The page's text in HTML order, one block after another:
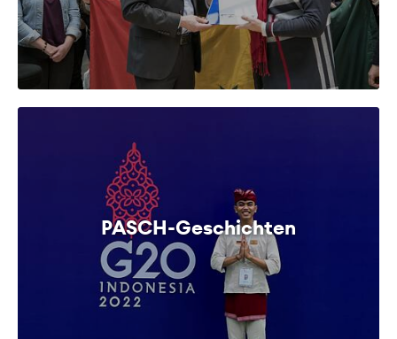
PASCH-Geschichten